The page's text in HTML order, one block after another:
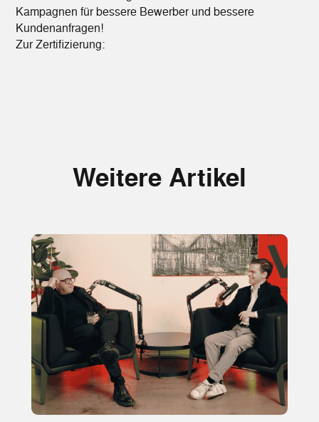
Kampagnen für bessere Bewerber und bessere
Kundenanfragen!
Zur Zertifizierung:
Weitere Artikel